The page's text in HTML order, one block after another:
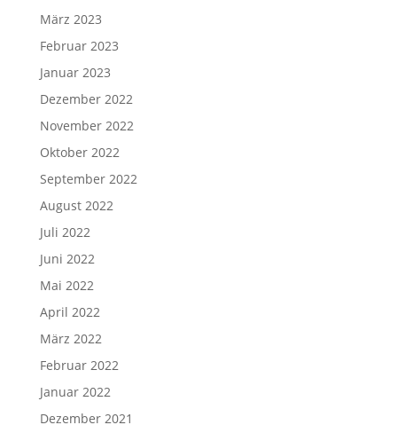
März 2023
Februar 2023
Januar 2023
Dezember 2022
November 2022
Oktober 2022
September 2022
August 2022
Juli 2022
Juni 2022
Mai 2022
April 2022
März 2022
Februar 2022
Januar 2022
Dezember 2021